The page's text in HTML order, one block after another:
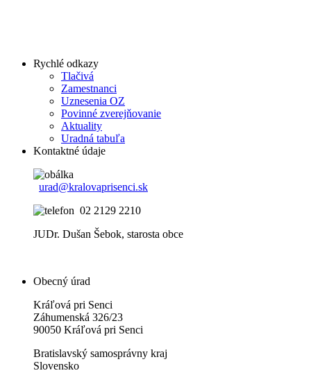
Rychlé odkazy
Tlačivá
Zamestnanci
Uznesenia OZ
Povinné zverejňovanie
Aktuality
Uradná tabuľa
Kontaktné údaje
urad@kralovaprisenci.sk
02 2129 2210
JUDr. Dušan Šebok, starosta obce
Obecný úrad
Kráľová pri Senci
Záhumenská 326/23
90050 Kráľová pri Senci
Bratislavský samosprávny kraj
Slovensko